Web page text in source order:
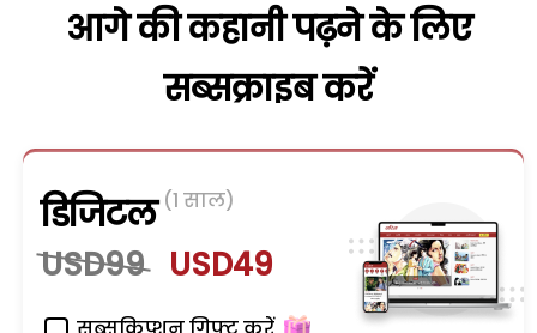
आगे की कहानी पढ़ने के लिए
सब्सक्राइब करें
डिजिटल (1 साल)
USD99 USD49